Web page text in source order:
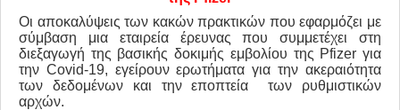
Οι αποκαλύψεις των κακών πρακτικών που εφαρμόζει με
σύμβαση μια εταιρεία έρευνας που συμμετέχει στη
διεξαγωγή της βασικής δοκιμής εμβολίου της Pfizer για
την Covid-19, εγείρουν ερωτήματα για την ακεραιότητα
των δεδομένων και την εποπτεία των ρυθμιστικών
αρχών.